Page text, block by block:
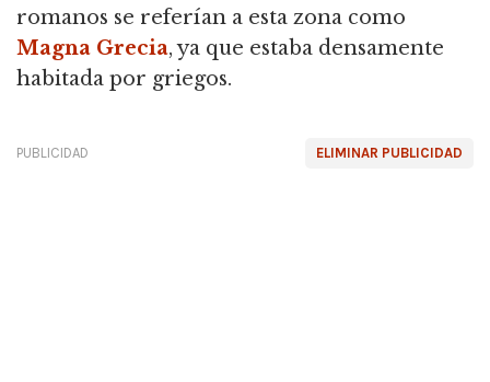
romanos se referían a esta zona como
Magna Grecia, ya que estaba densamente
habitada por griegos.
ELIMINAR PUBLICIDAD
PUBLICIDAD